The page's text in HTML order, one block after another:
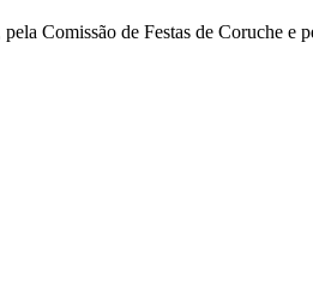
Comissão de Festas de Coruche e